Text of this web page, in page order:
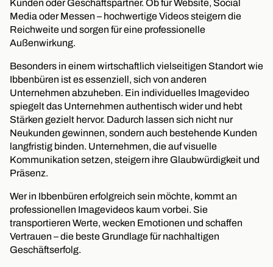
Kunden oder Geschäftspartner. Ob für Website, Social
Media oder Messen – hochwertige Videos steigern die
Reichweite und sorgen für eine professionelle
Außenwirkung.
Besonders in einem wirtschaftlich vielseitigen Standort wie
Ibbenbüren ist es essenziell, sich von anderen
Unternehmen abzuheben. Ein individuelles Imagevideo
spiegelt das Unternehmen authentisch wider und hebt
Stärken gezielt hervor. Dadurch lassen sich nicht nur
Neukunden gewinnen, sondern auch bestehende Kunden
langfristig binden. Unternehmen, die auf visuelle
Kommunikation setzen, steigern ihre Glaubwürdigkeit und
Präsenz.
Wer in Ibbenbüren erfolgreich sein möchte, kommt an
professionellen Imagevideos kaum vorbei. Sie
transportieren Werte, wecken Emotionen und schaffen
Vertrauen – die beste Grundlage für nachhaltigen
Geschäftserfolg.